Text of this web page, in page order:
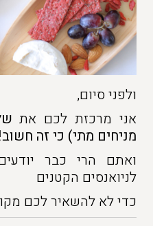
ולפני סיום,
אני מרכזת לכם את
מניחים מתי) כי זה חשוב!
ואתם הרי כבר
לניואנסים הקטנים
כדי לא להשאיר לכם